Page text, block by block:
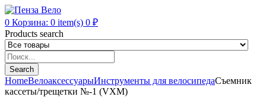
0 Корзина: 0 item(s) 0 ₽
Products search
Search
HomeВелоаксессуарыИнструменты для велосипедаСъемник
кассеты/трещетки №-1 (VXM)